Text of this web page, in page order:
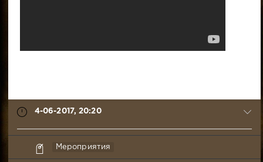
4-06-2017, 20:20
konstrush
4-
Мероприятия